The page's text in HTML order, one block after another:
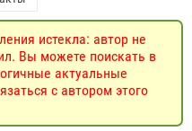
истекла: автор не
Вы можете поискать в
актуальные
с автором этого